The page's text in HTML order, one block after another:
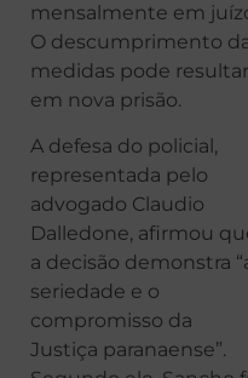
mensalmente em
O descumprimento
medidas pode resultar
em nova prisão.
A defesa do policial,
representada pelo
advogado Claudio
Dalledone, afirmou
a decisão demonstra
seriedade e o
compromisso da
Justiça paranaense”.